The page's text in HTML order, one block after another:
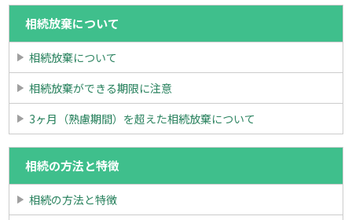
相続放棄について
相続放棄について
相続放棄ができる期限に注意
3ヶ月（熟慮期間）を超えた相続放棄について
相続の方法と特徴
相続の方法と特徴